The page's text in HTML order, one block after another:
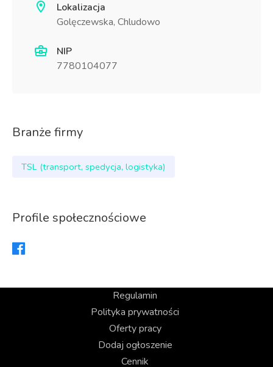
Lokalizacja
Golęczewska, Chludowo
NIP
7780104077
Branże firmy
TSL (transport, spedycja, logistyka)
Profile społecznościowe
Regulamin
Polityka prywatności
Oferty pracy
Dodaj ogłoszenie
Cennik